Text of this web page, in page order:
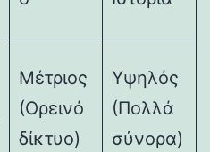
Μέτριος
(Ορεινό
δίκτυο)
Υψηλός
(Πολλά
σύνορα)